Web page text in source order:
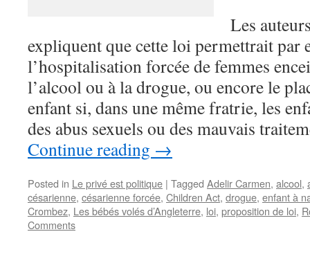
Les
expliquent que cette loi permettrait par
l’hospitalisation forcée de femmes
l’alcool ou à la drogue, ou encore le
enfant si, dans une même fratrie, les
des abus sexuels ou des mauvais
Continue reading →
Posted in Le privé est politique | Tagged Adelir Carmen, alcool,
césarienne, césarienne forcée, Children Act, drogue, enfant à
Crombez, Les bébés volés d’Angleterre, loi, proposition de loi,
Comments